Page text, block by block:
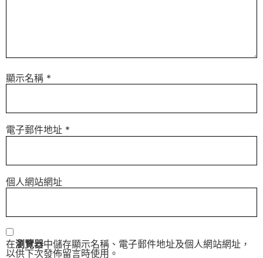
顯示名稱 *
電子郵件地址 *
個人網站網址
在瀏覽器中儲存顯示名稱、電子郵件地址及個人網站網址，
以供下次發佈留言時使用。